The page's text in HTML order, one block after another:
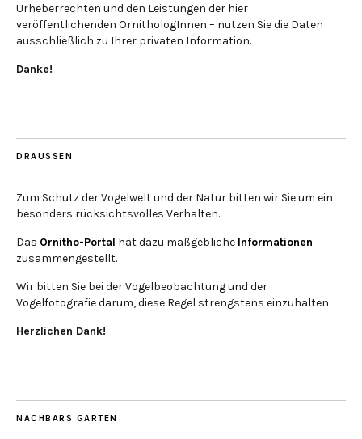
Urheberrechten und den Leistungen der hier
veröffentlichenden OrnithologInnen – nutzen Sie die Daten
ausschließlich zu Ihrer privaten Information.
Danke!
DRAUSSEN
Zum Schutz der Vogelwelt und der Natur bitten wir Sie um ein
besonders rücksichtsvolles Verhalten.
Das Ornitho-Portal hat dazu maßgebliche Informationen
zusammengestellt.
Wir bitten Sie bei der Vogelbeobachtung und der
Vogelfotografie darum, diese Regel strengstens einzuhalten.
Herzlichen Dank!
NACHBARS GARTEN